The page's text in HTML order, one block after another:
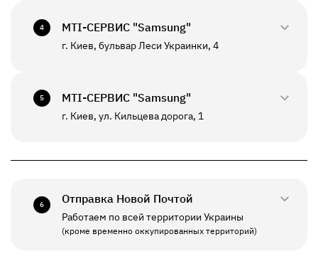
К данному отделению возможна отправка *
СБ - ВС
Выходной
К данному отделению возможна отправка *
+380(67)550-7601
4 МТI-СЕРВИС "Samsung"
г. Киев, бульвар Леси Украинки, 4
+380(67)550-7639
5 МТI-СЕРВИС "Samsung"
г. Киев, ул. Кильцева дорога, 1
+380(67)550-7641
ПН - ПТ
11:00 - 19:00
Выходной
6 Отправка Новой Почтой
Работаем по всей территории Украины
(кроме временно оккупированных территорий)